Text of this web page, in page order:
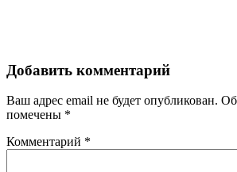
Добавить комментарий
Ваш адрес email не будет опубликован.
помечены *
Комментарий *